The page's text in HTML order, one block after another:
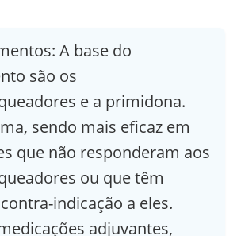
A base do
são os
e a primidona.
sendo mais eficaz em
que não responderam aos
ou que têm
indicação a eles.
adjuvantes,